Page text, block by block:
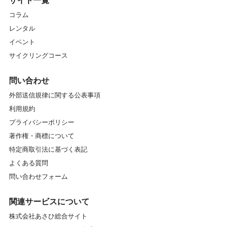
コラム
レンタル
イベント
サイクリングコース
問い合わせ
外部送信規律に関する公表事項
利用規約
プライバシーポリシー
著作権・商標について
特定商取引法に基づく表記
よくある質問
問い合わせフォーム
関連サービスについて
株式会社あさひ総合サイト